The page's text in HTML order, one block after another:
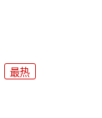
最热